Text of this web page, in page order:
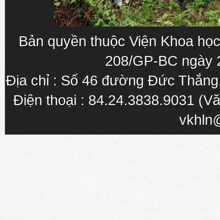
Bản quyền thuộc Viện Khoa
208/GP-BC ngày
Địa chỉ : Số 46 đường Đức
Điện thoại : 84.24.3838.9031